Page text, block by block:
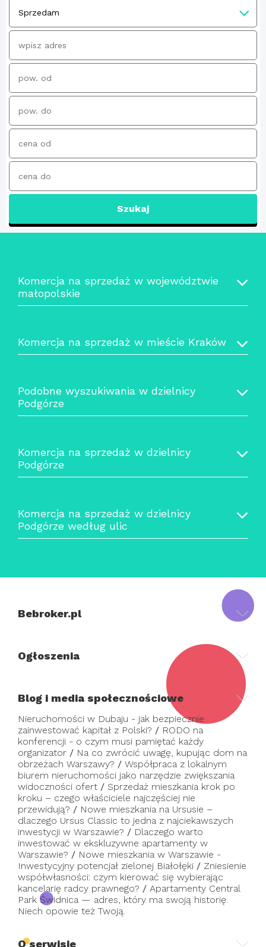
Szukaj
Komercja na sprzedaż w województwie
małopolskie
Komercja na sprzedaż w mieście Kraków
Podobne wyszukiwania w dzielnicy
Podgórze
Komercja na sprzedaż w dzielnicy
Podgórze
Komercja na sprzedaż w dzielnicy
Podgórze według ulic
Bebroker.pl
Ogłoszenia
Blog i media społecznościowe
Nieruchomości w Dubaju - jak bezpiecznie
zainwestować kapitał z Polski? / RODO na
konferencji - o czym musi pamiętać każdy
organizator / Na co zwrócić uwagę, kupując dom na
obrzeżach Warszawy? / Współpraca z lokalnym
biurem nieruchomości jako narzędzie zwiększania
widoczności ofert / Sprzedaż mieszkania krok po
kroku – czego właściciele najczęściej nie
przewidują? / Nowe mieszkania na Ursusie –
dlaczego Ursus Classic to jedna z najciekawszych
inwestycji w Warszawie? / Dlaczego warto
inwestować w ekskluzywne apartamenty w
Warszawie? / Nowe mieszkania w Warszawie -
Inwestycyjny potencjał zielonej Białołęki / Zniesienie
współwłasności: czym kierować się wybierając
kancelarię radcy prawnego? / Apartamenty Central
Park Świdnica — adres, który ma swoją historię.
Niech opowie też Twoją.
O serwisie